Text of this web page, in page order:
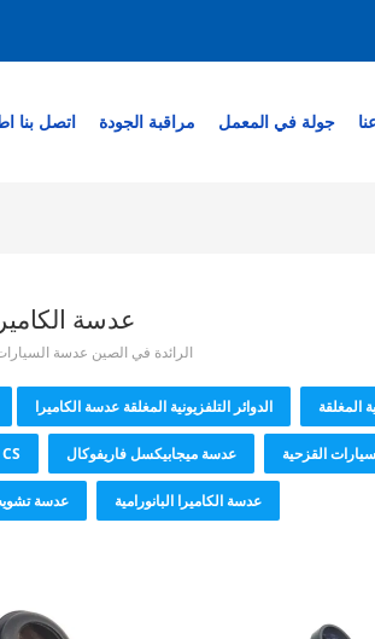
جولة في المعمل مراقبة الجودة اتصل بنا
عدسة
الرائدة في الصين عدسة
الدوائر التلفزيونية المغلقة عدسة الكاميرا
CS جبل لنس عدسة ميجابيكسل فاريفوكال القزحية
عدسة عدسة الكاميرا البانورامية